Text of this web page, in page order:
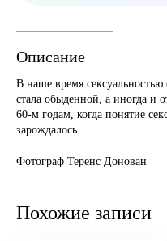
Описание
В наше время
стала обыденной, а иногда и
60-м годам, когда понятие
зарождалось.
Фотограф Теренс Донован
Похожие записи